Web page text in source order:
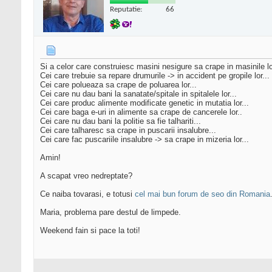
Reputatie: 66
Si a celor care construiesc masini nesigure sa crape in masinile
Cei care trebuie sa repare drumurile -> in accident pe gropile lor...
Cei care polueaza sa crape de poluarea lor...
Cei care nu dau bani la sanatate/spitale in spitalele lor...
Cei care produc alimente modificate genetic in mutatia lor...
Cei care baga e-uri in alimente sa crape de cancerele lor..
Cei care nu dau bani la politie sa fie talhariti...
Cei care talharesc sa crape in puscarii insalubre...
Cei care fac puscariile insalubre -> sa crape in mizeria lor...
Amin!
A scapat vreo nedreptate?
Ce naiba tovarasi, e totusi cel mai bun forum de seo din Romania.
Maria, problema pare destul de limpede.
Weekend fain si pace la toti!